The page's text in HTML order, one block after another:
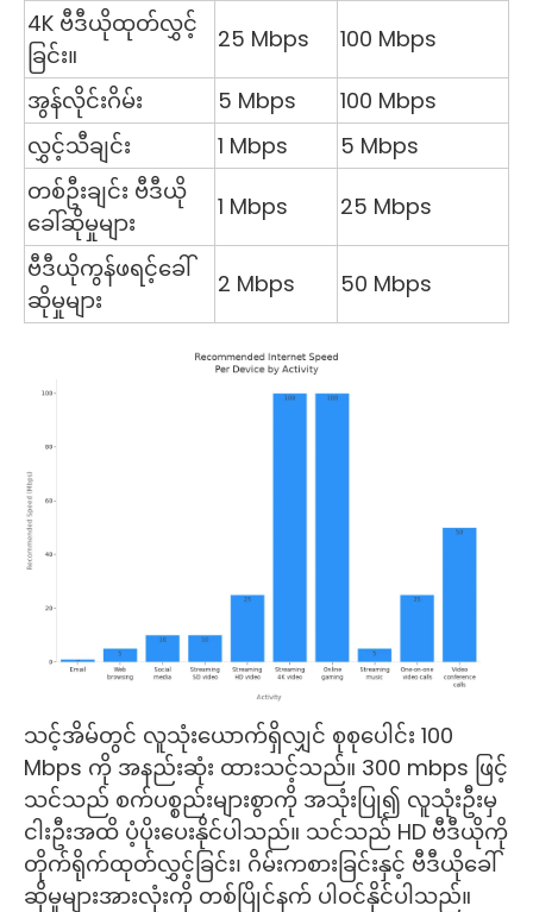
4K ဗီဒီယိုထုတ်လွှင့်
ခြင်း။
25 Mbps 100 Mbps
အွန်လိုင်းဂိမ်း 5 Mbps
100 Mbps
လွှင့်သီချင်း
1 Mbps
5 Mbps
တစ်ဦးချင်း ဗီဒီယို
ခေါ်ဆိုမှုများ
1 Mbps 25 Mbps
ဗီဒီယိုကွန်ဖရင့်ခေါ်
ဆိုမှုများ
2 Mbps 50 Mbps
သင့်အိမ်တွင် လူသုံးယောက်ရှိလျှင် စုစုပေါင်း 100
Mbps ကို အနည်းဆုံး ထားသင့်သည်။ 300 mbps ဖြင့်
သင်သည် စက်ပစ္စည်းများစွာကို အသုံးပြု၍ လူသုံးဦးမှ
ငါးဦးအထိ ပံ့ပိုးပေးနိုင်ပါသည်။ သင်သည် HD ဗီဒီယိုကို
တိုက်ရိုက်ထုတ်လွှင့်ခြင်း၊ ဂိမ်းကစားခြင်းနှင့် ဗီဒီယိုခေါ်
ဆိုမှုများအားလုံးကို တစ်ပြိုင်နက် ပါဝင်နိုင်ပါသည်။